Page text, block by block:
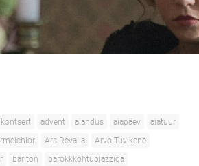
advent aiandus aiapäev
aiatuur
Ars Revalia
Arvo Tuvikene
bariton
barokkkohtubjazziga